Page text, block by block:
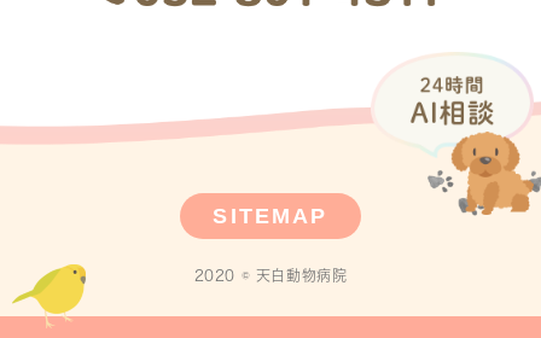
SITEMAP
2020 © 天白動物病院